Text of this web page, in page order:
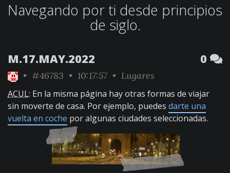
Navegando por ti desde principios
de siglo.
M.17.MAY.2022 0
• #46783 • 10:17:57 • Lugares
ACUL: En la misma página hay otras formas de viajar
sin moverte de casa. Por ejemplo, puedes darte una
vuelta en coche por algunas ciudades seleccionadas.